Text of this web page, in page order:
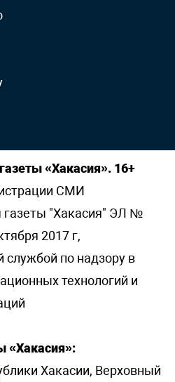
«Хакасия». 16+
СМИ
газеты "Хакасия" ЭЛ №
2017 г,
по надзору в
технологий и
«Хакасия»:
Хакасии, Верховный